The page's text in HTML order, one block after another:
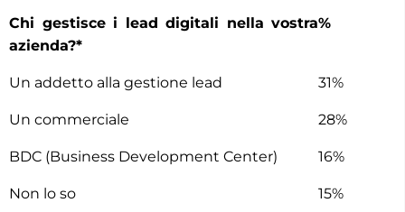
Chi gestisce i lead digitali nella vostra
azienda?*
%
Un addetto alla gestione lead 31%
Un commerciale 28%
BDC (Business Development Center) 16%
Non lo so 15%